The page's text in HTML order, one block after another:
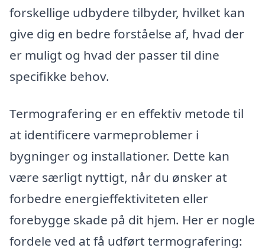
forskellige udbydere tilbyder, hvilket kan
give dig en bedre forståelse af, hvad der
er muligt og hvad der passer til dine
specifikke behov.
Termografering er en effektiv metode til
at identificere varmeproblemer i
bygninger og installationer. Dette kan
være særligt nyttigt, når du ønsker at
forbedre energieffektiviteten eller
forebygge skade på dit hjem. Her er nogle
fordele ved at få udført termografering: